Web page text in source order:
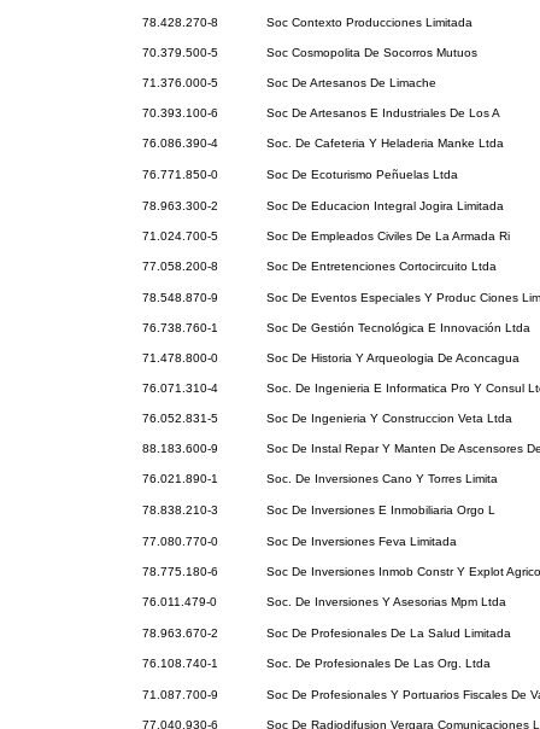
78.428.270-8 Soc Contexto Producciones Limitada
70.379.500-5 Soc Cosmopolita De Socorros Mutuos
71.376.000-5 Soc De Artesanos De Limache
70.393.100-6 Soc De Artesanos E Industriales De Los A
76.086.390-4 Soc. De Cafeteria Y Heladeria Manke Ltda
76.771.850-0 Soc De Ecoturismo Peñuelas Ltda
78.963.300-2 Soc De Educacion Integral Jogira Limitada
71.024.700-5 Soc De Empleados Civiles De La Armada Ri
77.058.200-8 Soc De Entretenciones Cortocircuito Ltda
78.548.870-9 Soc De Eventos Especiales Y Produc Ciones
76.738.760-1 Soc De Gestión Tecnológica E Innovación Ltda
71.478.800-0 Soc De Historia Y Arqueologia De Aconcagua
76.071.310-4 Soc. De Ingenieria E Informatica Pro Y Consul
76.052.831-5 Soc De Ingenieria Y Construccion Veta Ltda
88.183.600-9 Soc De Instal Repar Y Manten De Ascensores
76.021.890-1 Soc. De Inversiones Cano Y Torres Limita
78.838.210-3 Soc De Inversiones E Inmobiliaria Orgo L
77.080.770-0 Soc De Inversiones Feva Limitada
78.775.180-6 Soc De Inversiones Inmob Constr Y Explot
76.011.479-0 Soc. De Inversiones Y Asesorias Mpm Ltda
78.963.670-2 Soc De Profesionales De La Salud Limitada
76.108.740-1 Soc. De Profesionales De Las Org. Ltda
71.087.700-9 Soc De Profesionales Y Portuarios Fiscales De
77.040.930-6 Soc De Radiodifusion Vergara Comunicaciones